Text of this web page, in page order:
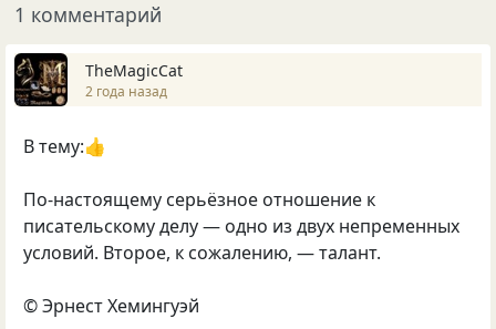
1 комментарий
TheMagicCat
2 года назад
В тему:👍
По-настоящему серьёзное отношение к
писательскому делу — одно из двух непременных
условий. Второе, к сожалению, — талант.
© Эрнест Хемингуэй